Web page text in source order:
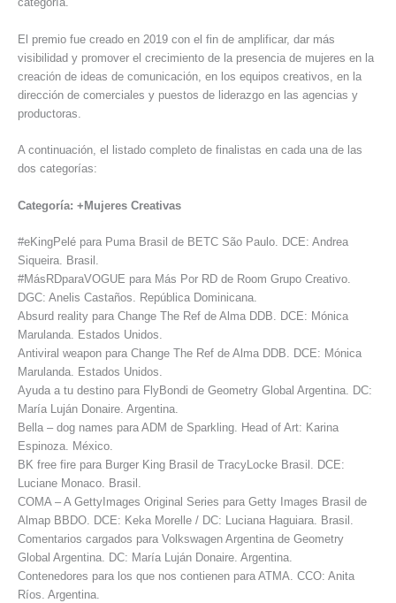
El premio fue creado en 2019 con el fin de amplificar, dar más
visibilidad y promover el crecimiento de la presencia de mujeres en la
creación de ideas de comunicación, en los equipos creativos, en la
dirección de comerciales y puestos de liderazgo en las agencias y
productoras.
A continuación, el listado completo de finalistas en cada una de las
dos categorías:
Categoría: +Mujeres Creativas
#eKingPelé para Puma Brasil de BETC São Paulo. DCE: Andrea
Siqueira. Brasil.
#MásRDparaVOGUE para Más Por RD de Room Grupo Creativo.
DGC: Anelis Castaños. República Dominicana.
Absurd reality para Change The Ref de Alma DDB. DCE: Mónica
Marulanda. Estados Unidos.
Antiviral weapon para Change The Ref de Alma DDB. DCE: Mónica
Marulanda. Estados Unidos.
Ayuda a tu destino para FlyBondi de Geometry Global Argentina. DC:
María Luján Donaire. Argentina.
Bella – dog names para ADM de Sparkling. Head of Art: Karina
Espinoza. México.
BK free fire para Burger King Brasil de TracyLocke Brasil. DCE:
Luciane Monaco. Brasil.
COMA – A GettyImages Original Series para Getty Images Brasil de
Almap BBDO. DCE: Keka Morelle / DC: Luciana Haguiara. Brasil.
Comentarios cargados para Volkswagen Argentina de Geometry
Global Argentina. DC: María Luján Donaire. Argentina.
Contenedores para los que nos contienen para ATMA. CCO: Anita
Ríos. Argentina.